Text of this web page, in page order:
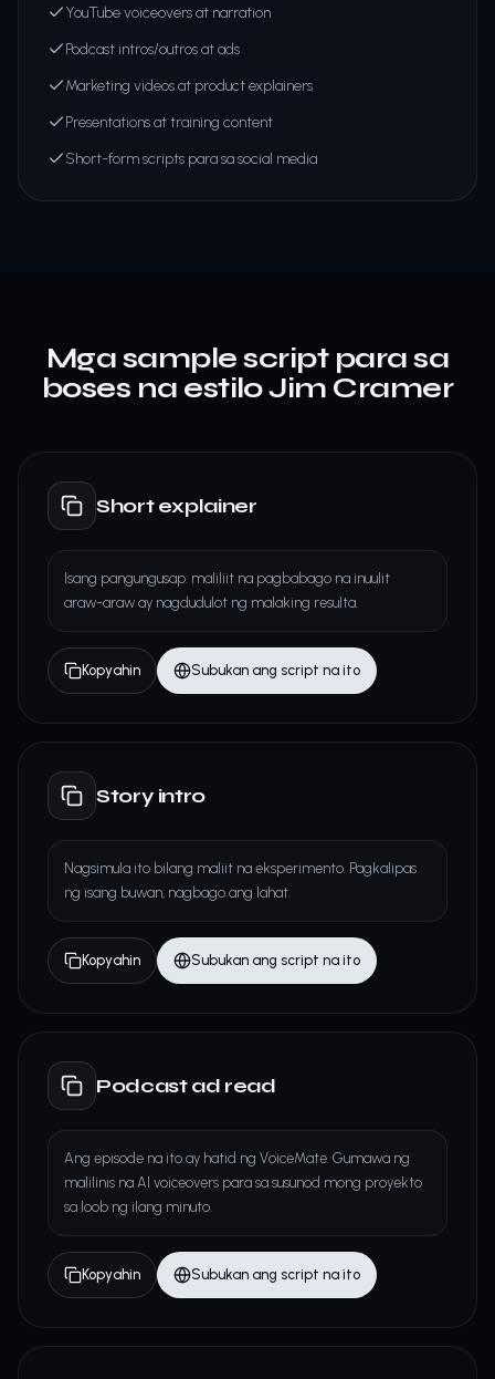
YouTube voiceovers at narration
Podcast intros/outros at ads
Marketing videos at product explainers
Presentations at training content
Short-form scripts para sa social media
Mga sample script para sa
boses na estilo Jim Cramer
Short explainer
Isang pangungusap: maliliit na pagbabago na inuulit
araw-araw ay nagdudulot ng malaking resulta.
Kopyahin Subukan ang script na ito
Story intro
Nagsimula ito bilang maliit na eksperimento. Pagkalipas
ng isang buwan, nagbago ang lahat.
Kopyahin Subukan ang script na ito
Podcast ad read
Ang episode na ito ay hatid ng VoiceMate. Gumawa ng
malilinis na AI voiceovers para sa susunod mong proyekto
sa loob ng ilang minuto.
Kopyahin Subukan ang script na ito